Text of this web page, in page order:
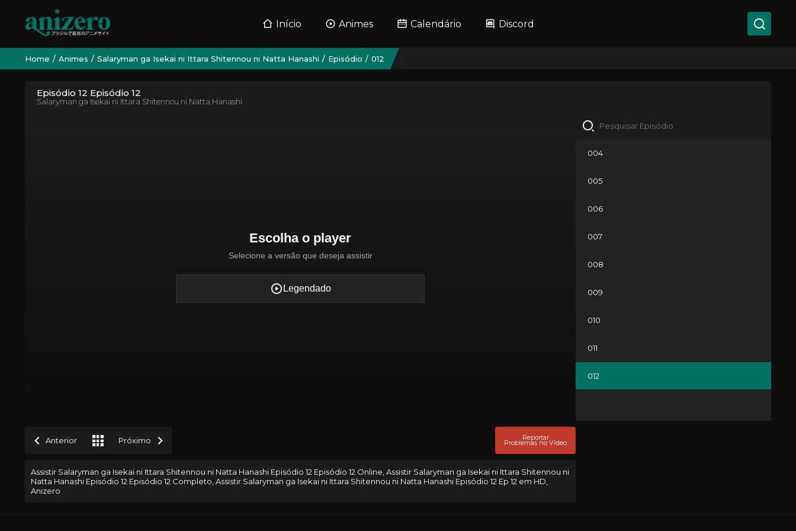
Início Animes Calendário Discord
Home Animes Salaryman ga Isekai ni Ittara Shitennou ni Natta Hanashi Episódio 012
Episódio 12 Episódio 12
Salaryman ga Isekai ni Ittara Shitennou ni Natta Hanashi
004
005
006
007
008
009
010
011
012
Anterior Próximo Reportar
Problemas no Vídeo
Assistir Salaryman ga Isekai ni Ittara Shitennou ni Natta Hanashi Episódio 12 Episódio 12 Online, Assistir Salaryman ga Isekai ni Ittara Shitennou ni
Natta Hanashi Episódio 12 Episódio 12 Completo, Assistir Salaryman ga Isekai ni Ittara Shitennou ni Natta Hanashi Episódio 12 Ep 12 em HD,
Anizero